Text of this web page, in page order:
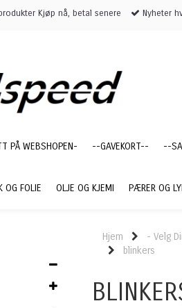
Kjøp nå, betal senere
Nyheter
PÅ WEBSHOPEN- --GAVEKORT-- --
OG FOLIE OLJE OG KJEMI PÆRER OG
Hjem - Velg
blinkers